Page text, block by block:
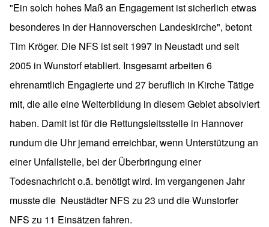
"Ein solch hohes Maß an Engagement ist sicherlich etwas
besonderes in der Hannoverschen Landeskirche", betont
Tim Kröger. Die NFS ist seit 1997 in Neustadt und seit
2005 in Wunstorf etabliert. Insgesamt arbeiten 6
ehrenamtlich Engagierte und 27 beruflich in Kirche Tätige
mit, die alle eine Weiterbildung in diesem Gebiet absolviert
haben. Damit ist für die Rettungsleitsstelle in Hannover
rundum die Uhr jemand erreichbar, wenn Unterstützung an
einer Unfallstelle, bei der Überbringung einer
Todesnachricht o.ä. benötigt wird. Im vergangenen Jahr
musste die Neustädter NFS zu 23 und die Wunstorfer
NFS zu 11 Einsätzen fahren.